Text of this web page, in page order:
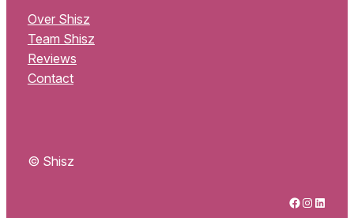
Over Shisz
Team Shisz
Reviews
Contact
© Shisz
Facebook Instagram LinkedIn